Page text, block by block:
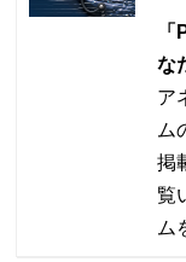
な
ア
ム
掲
覧
ム